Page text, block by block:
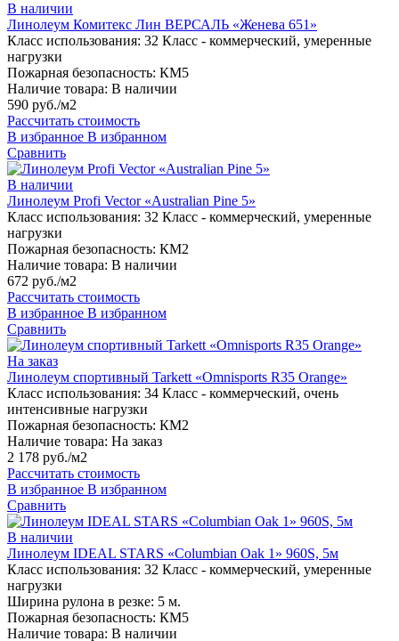
В наличии
Линолеум Комитекс Лин ВЕРСАЛЬ «Женева 651»
Класс использования: 32 Класс - коммерческий, умеренные
нагрузки
Пожарная безопасность: КМ5
Наличие товара: В наличии
590 руб./м2
Рассчитать стоимость
В избранное В избранном
Сравнить
В наличии
Линолеум Profi Vector «Australian Pine 5»
Класс использования: 32 Класс - коммерческий, умеренные
нагрузки
Пожарная безопасность: КМ2
Наличие товара: В наличии
672 руб./м2
Рассчитать стоимость
В избранное В избранном
Сравнить
На заказ
Линолеум спортивный Tarkett «Omnisports R35 Orange»
Класс использования: 34 Класс - коммерческий, очень
интенсивные нагрузки
Пожарная безопасность: КМ2
Наличие товара: На заказ
2 178 руб./м2
Рассчитать стоимость
В избранное В избранном
Сравнить
В наличии
Линолеум IDEAL STARS «Columbian Oak 1» 960S, 5м
Класс использования: 32 Класс - коммерческий, умеренные
нагрузки
Ширина рулона в резке: 5 м.
Пожарная безопасность: КМ5
Наличие товара: В наличии